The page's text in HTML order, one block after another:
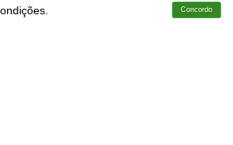
Concordo
Login